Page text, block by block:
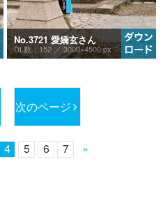
No.3721 愛嬌玄さん
DL数：152 ／ 3000×4500 px
次のページ
4 5 6 7 »